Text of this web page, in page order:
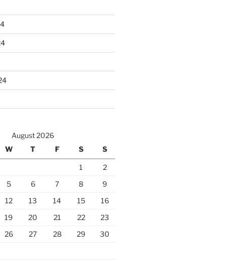
August 2026
W T F S S
1
2
5 6 7 8
9
12 13 14 15
16
19 20 21 22
23
26 27 28 29
30